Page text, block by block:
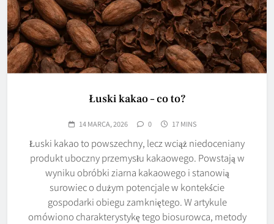
Łuski kakao – co to?
14 MARCA, 2026 0 17 MINS
Łuski kakao to powszechny, lecz wciąż niedoceniany
produkt uboczny przemysłu kakaowego. Powstają w
wyniku obróbki ziarna kakaowego i stanowią
surowiec o dużym potencjale w kontekście
gospodarki obiegu zamkniętego. W artykule
omówiono charakterystykę tego biosurowca, metody